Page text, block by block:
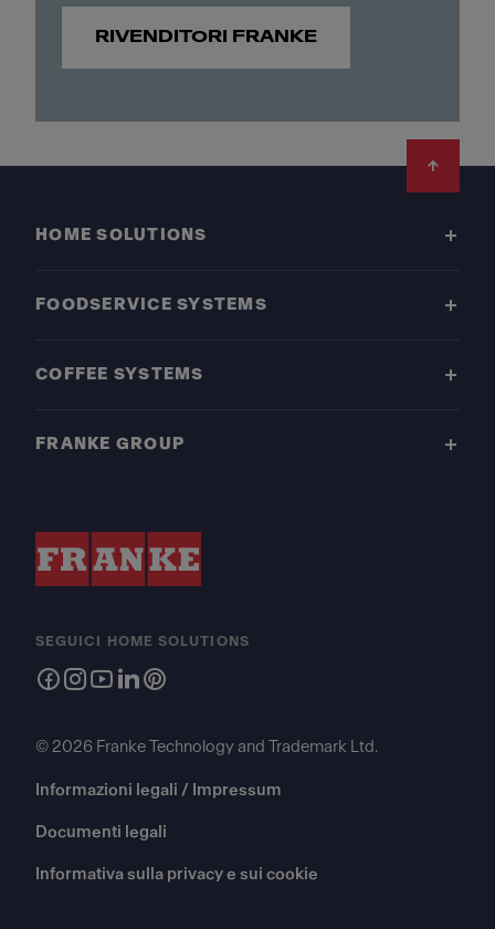
RIVENDITORI FRANKE
HOME SOLUTIONS
FOODSERVICE SYSTEMS
COFFEE SYSTEMS
FRANKE GROUP
SEGUICI HOME SOLUTIONS
© 2026 Franke Technology and Trademark Ltd.
Informazioni legali / Impressum
Documenti legali
Informativa sulla privacy e sui cookie